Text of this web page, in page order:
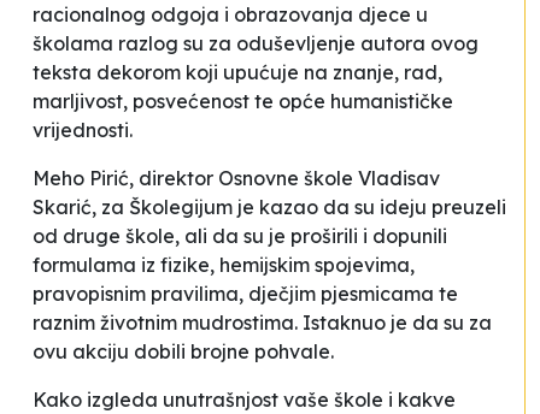
racionalnog odgoja i obrazovanja djece u
školama razlog su za oduševljenje autora ovog
teksta dekorom koji upućuje na znanje, rad,
marljivost, posvećenost te opće humanističke
vrijednosti.
Meho Pirić, direktor Osnovne škole Vladisav
Skarić, za Školegijum je kazao da su ideju preuzeli
od druge škole, ali da su je proširili i dopunili
formulama iz fizike, hemijskim spojevima,
pravopisnim pravilima, dječjim pjesmicama te
raznim životnim mudrostima. Istaknuo je da su za
ovu akciju dobili brojne pohvale.
Kako izgleda unutrašnjost vaše škole i kakve